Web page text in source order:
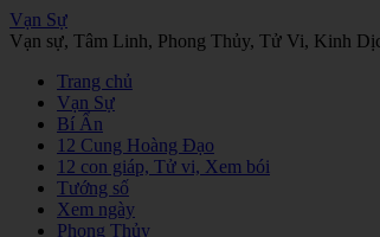
Vạn Sự
Vạn sự, Tâm Linh, Phong Thủy, Tử Vi, Kinh
Trang chủ
Vạn Sự
Bí Ẩn
12 Cung Hoàng Đạo
12 con giáp, Tử vi, Xem bói
Tướng số
Xem ngày
Phong Thủy